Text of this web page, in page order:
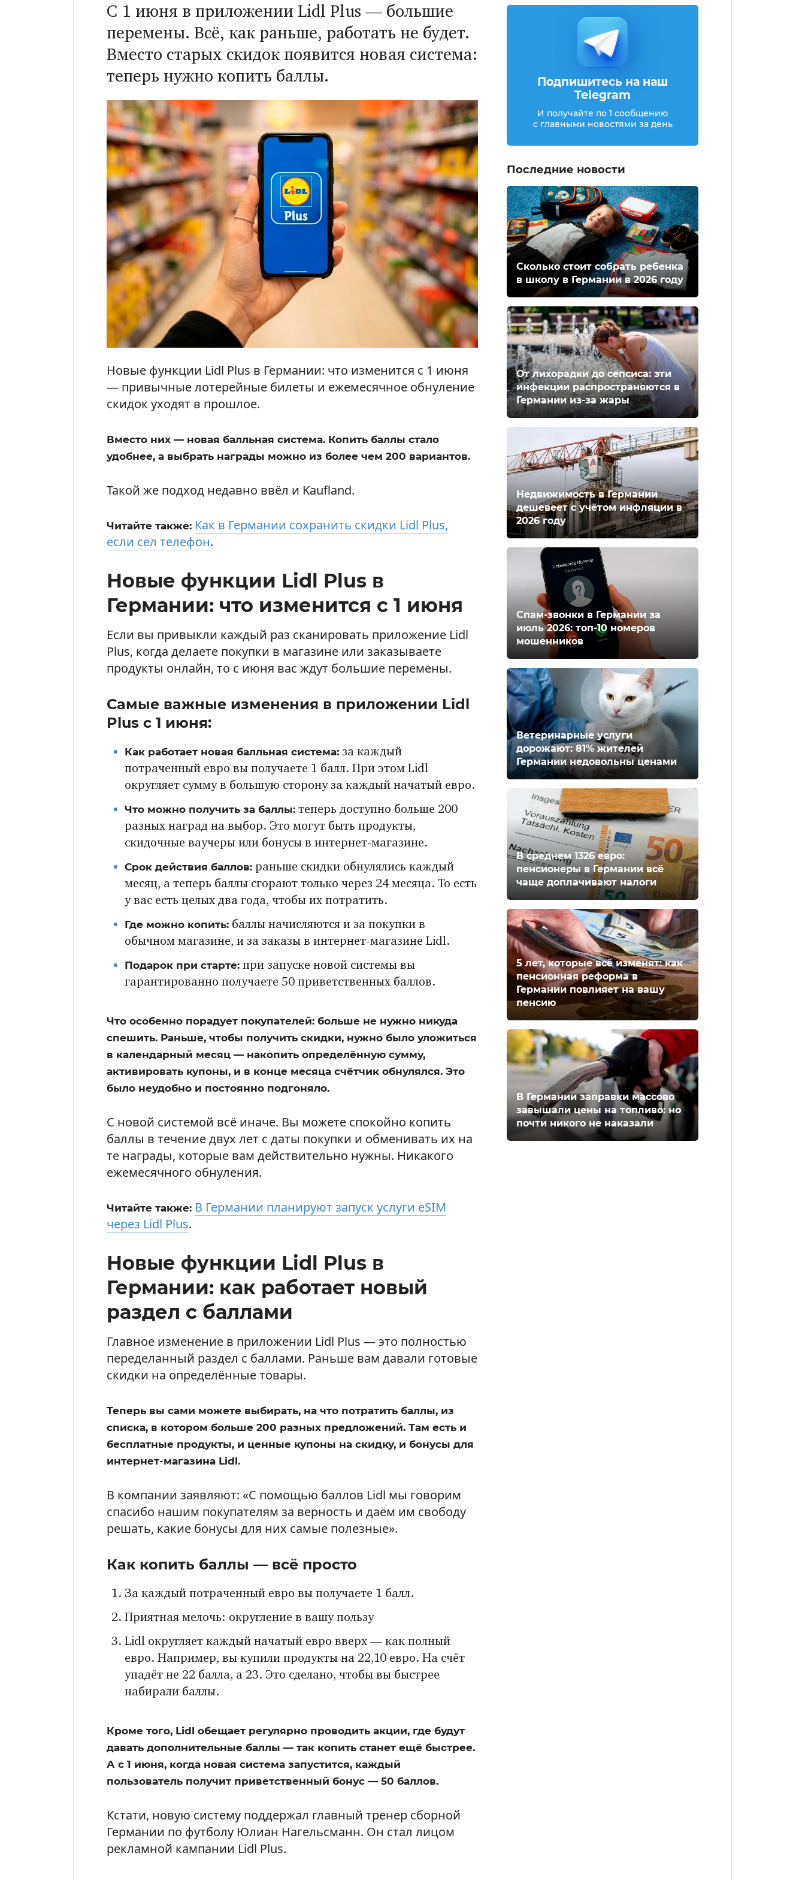
С 1 июня в приложении Lidl Plus — большие
перемены. Всё, как раньше, работать не будет.
Вместо старых скидок появится новая система:
теперь нужно копить баллы.
Новые функции Lidl Plus в Германии: что изменится с 1 июня
— привычные лотерейные билеты и ежемесячное обнуление
скидок уходят в прошлое.
Вместо них — новая балльная система. Копить баллы стало
удобнее, а выбрать награды можно из более чем 200 вариантов.
Такой же подход недавно ввёл и Kaufland.
Читайте также: Как в Германии сохранить скидки Lidl Plus,
если сел телефон.
Новые функции Lidl Plus в
Германии: что изменится с 1 июня
Если вы привыкли каждый раз сканировать приложение Lidl
Plus, когда делаете покупки в магазине или заказываете
продукты онлайн, то с июня вас ждут большие перемены.
Самые важные изменения в приложении Lidl
Plus с 1 июня:
Как работает новая балльная система: за каждый
потраченный евро вы получаете 1 балл. При этом Lidl
округляет сумму в большую сторону за каждый начатый евро.
Что можно получить за баллы: теперь доступно больше 200
разных наград на выбор. Это могут быть продукты,
скидочные ваучеры или бонусы в интернет-магазине.
Срок действия баллов: раньше скидки обнулялись каждый
месяц, а теперь баллы сгорают только через 24 месяца. То есть
у вас есть целых два года, чтобы их потратить.
Где можно копить: баллы начисляются и за покупки в
обычном магазине, и за заказы в интернет-магазине Lidl.
Подарок при старте: при запуске новой системы вы
гарантированно получаете 50 приветственных баллов.
Что особенно порадует покупателей: больше не нужно никуда
спешить. Раньше, чтобы получить скидки, нужно было уложиться
в календарный месяц — накопить определённую сумму,
активировать купоны, и в конце месяца счётчик обнулялся. Это
было неудобно и постоянно подгоняло.
С новой системой всё иначе. Вы можете спокойно копить
баллы в течение двух лет с даты покупки и обменивать их на
те награды, которые вам действительно нужны. Никакого
ежемесячного обнуления.
Читайте также: В Германии планируют запуск услуги eSIM
через Lidl Plus.
Новые функции Lidl Plus в
Германии: как работает новый
раздел с баллами
Главное изменение в приложении Lidl Plus — это полностью
переделанный раздел с баллами. Раньше вам давали готовые
скидки на определённые товары.
Теперь вы сами можете выбирать, на что потратить баллы, из
списка, в котором больше 200 разных предложений. Там есть и
бесплатные продукты, и ценные купоны на скидку, и бонусы для
интернет-магазина Lidl.
В компании заявляют: «С помощью баллов Lidl мы говорим
спасибо нашим покупателям за верность и даём им свободу
решать, какие бонусы для них самые полезные».
Как копить баллы — всё просто
За каждый потраченный евро вы получаете 1 балл.
Приятная мелочь: округление в вашу пользу
Lidl округляет каждый начатый евро вверх — как полный
евро. Например, вы купили продукты на 22,10 евро. На счёт
упадёт не 22 балла, а 23. Это сделано, чтобы вы быстрее
набирали баллы.
Кроме того, Lidl обещает регулярно проводить акции, где будут
давать дополнительные баллы — так копить станет ещё быстрее.
А с 1 июня, когда новая система запустится, каждый
пользователь получит приветственный бонус — 50 баллов.
Кстати, новую систему поддержал главный тренер сборной
Германии по футболу Юлиан Нагельсманн. Он стал лицом
рекламной кампании Lidl Plus.
Подпишитесь на наш
Telegram
И получайте по 1 сообщению
с главными новостями за день
Последние новости
Сколько стоит собрать ребенка
в школу в Германии в 2026 году
От лихорадки до сепсиса: эти
инфекции распространяются в
Германии из-за жары
Недвижимость в Германии
дешевеет с учётом инфляции в
2026 году
Спам-звонки в Германии за
июль 2026: топ-10 номеров
мошенников
Ветеринарные услуги
дорожают: 81% жителей
Германии недовольны ценами
В среднем 1326 евро:
пенсионеры в Германии всё
чаще доплачивают налоги
5 лет, которые всё изменят: как
пенсионная реформа в
Германии повлияет на вашу
пенсию
В Германии заправки массово
завышали цены на топливо: но
почти никого не наказали